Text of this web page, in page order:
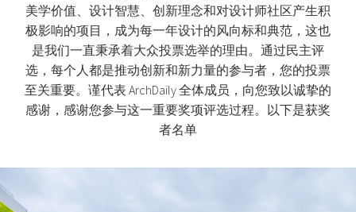
美学价值、设计智慧、创新理念和对设计师社区产生积
极影响的项目，成为每一年设计的风向标和典范，这也
是我们一直秉承着大众投票选举的理由。通过民主评
选，每个人都是推动创新和新力量的参与者，您的投票
至关重要。谨代表 ArchDaily 全体成员，向您致以诚挚的
感谢，感谢您参与这一重要奖项评选过程。以下是获奖
者名单